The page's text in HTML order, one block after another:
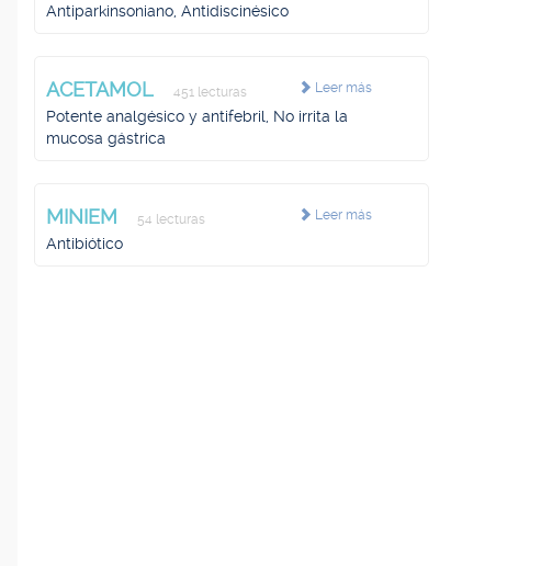
Antiparkinsoniano, Antidiscinésico
Leer más
ACETAMOL 451 lecturas
Potente analgésico y antifebril, No irrita la
mucosa gástrica
Leer más
MINIEM 54 lecturas
Antibiótico